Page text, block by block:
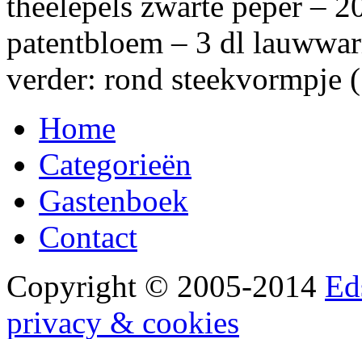
patentbloem – 3 dl
verder: rond steekvormpje
Home
Categorieën
Gastenboek
Contact
Copyright © 2005-2014
privacy & cookies